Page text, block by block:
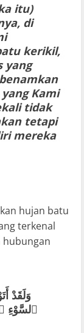
itu)
di
kerikil,
yang
Kami
tidak
tetapi
mereka
hujan batu
terkenal
hubungan
وَلَقَدْ
ٱلسَّوْءِ